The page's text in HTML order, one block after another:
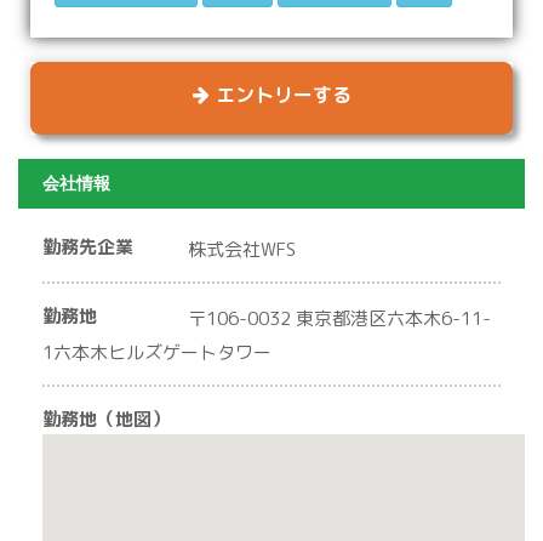
エントリーする
会社情報
勤務先企業 株式会社WFS
勤務地
〒106-0032 東京都港区六本木6-11-
1六本木ヒルズゲートタワー
勤務地（地図）